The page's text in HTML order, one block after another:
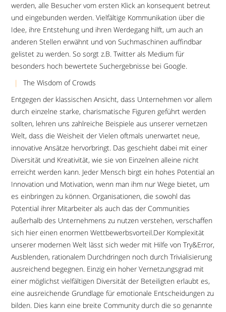
werden, alle Besucher vom ersten Klick an konsequent betreut
und eingebunden werden. Vielfältige Kommunikation über die
Idee, ihre Entstehung und ihren Werdegang hilft, um auch an
anderen Stellen erwähnt und von Suchmaschinen auffindbar
gelistet zu werden. So sorgt z.B. Twitter als Medium für
besonders hoch bewertete Suchergebnisse bei Google.
The Wisdom of Crowds
Entgegen der klassischen Ansicht, dass Unternehmen vor allem
durch einzelne starke, charismatische Figuren geführt werden
sollten, lehren uns zahlreiche Beispiele aus unserer vernetzen
Welt, dass die Weisheit der Vielen oftmals unerwartet neue,
innovative Ansätze hervorbringt. Das geschieht dabei mit einer
Diversität und Kreativität, wie sie von Einzelnen alleine nicht
erreicht werden kann. Jeder Mensch birgt ein hohes Potential an
Innovation und Motivation, wenn man ihm nur Wege bietet, um
es einbringen zu können. Organisationen, die sowohl das
Potential ihrer Mitarbeiter als auch das der Communities
außerhalb des Unternehmens zu nutzen verstehen, verschaffen
sich hier einen enormen Wettbewerbsvorteil.Der Komplexität
unserer modernen Welt lässt sich weder mit Hilfe von Try&Error,
Ausblenden, rationalem Durchdringen noch durch Trivialisierung
ausreichend begegnen. Einzig ein hoher Vernetzungsgrad mit
einer möglichst vielfältigen Diversität der Beteiligten erlaubt es,
eine ausreichende Grundlage für emotionale Entscheidungen zu
bilden. Dies kann eine breite Community durch die so genannte